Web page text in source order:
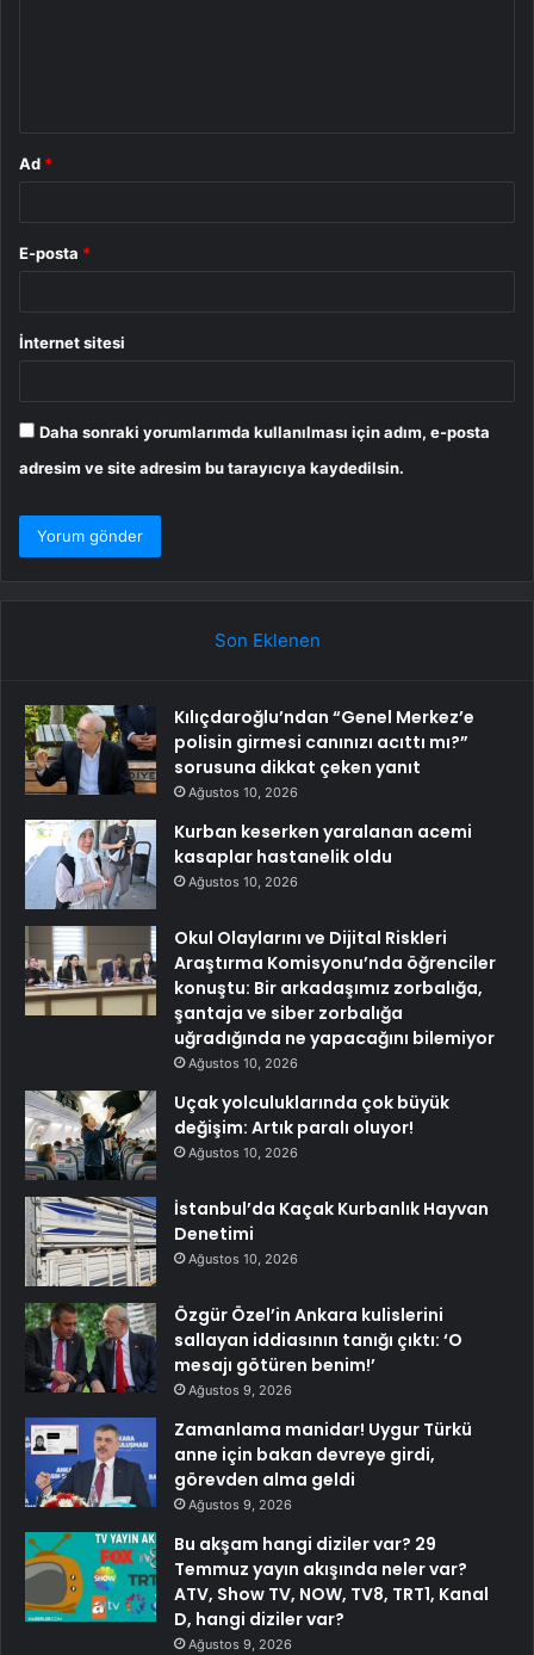
Ad *
E-posta *
İnternet sitesi
Daha sonraki yorumlarımda kullanılması için adım, e-posta
adresim ve site adresim bu tarayıcıya kaydedilsin.
Son Eklenen
Kılıçdaroğlu’ndan “Genel Merkez’e
polisin girmesi canınızı acıttı mı?”
sorusuna dikkat çeken yanıt
Ağustos 10, 2026
Kurban keserken yaralanan acemi
kasaplar hastanelik oldu
Ağustos 10, 2026
Okul Olaylarını ve Dijital Riskleri
Araştırma Komisyonu’nda öğrenciler
konuştu: Bir arkadaşımız zorbalığa,
şantaja ve siber zorbalığa
uğradığında ne yapacağını bilemiyor
Ağustos 10, 2026
Uçak yolculuklarında çok büyük
değişim: Artık paralı oluyor!
Ağustos 10, 2026
İstanbul’da Kaçak Kurbanlık Hayvan
Denetimi
Ağustos 10, 2026
Özgür Özel’in Ankara kulislerini
sallayan iddiasının tanığı çıktı: ‘O
mesajı götüren benim!’
Ağustos 9, 2026
Zamanlama manidar! Uygur Türkü
anne için bakan devreye girdi,
görevden alma geldi
Ağustos 9, 2026
Bu akşam hangi diziler var? 29
Temmuz yayın akışında neler var?
ATV, Show TV, NOW, TV8, TRT1, Kanal
D, hangi diziler var?
Ağustos 9, 2026